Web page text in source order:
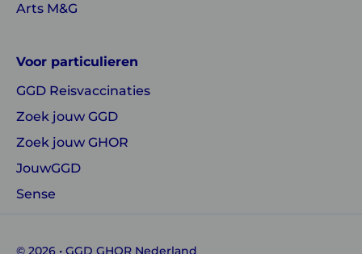
Arts M&G
Voor particulieren
GGD Reisvaccinaties
Zoek jouw GGD
Zoek jouw GHOR
JouwGGD
Sense